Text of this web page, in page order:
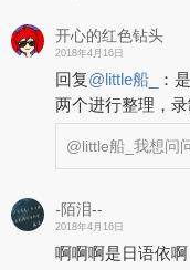
开心的红色钻头
2018年4月16日
回复@little船_ ：
两个进行整理，
@little船_ 我想问
-陌泪--
2018年4月16日
啊啊啊是日语依